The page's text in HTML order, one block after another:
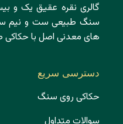
گالری نقره عقیق یک و
سنگ طبیعی ست و نیم
های معدنی اصل با حکاکی
دسترسی سریع
حکاکی روی سنگ